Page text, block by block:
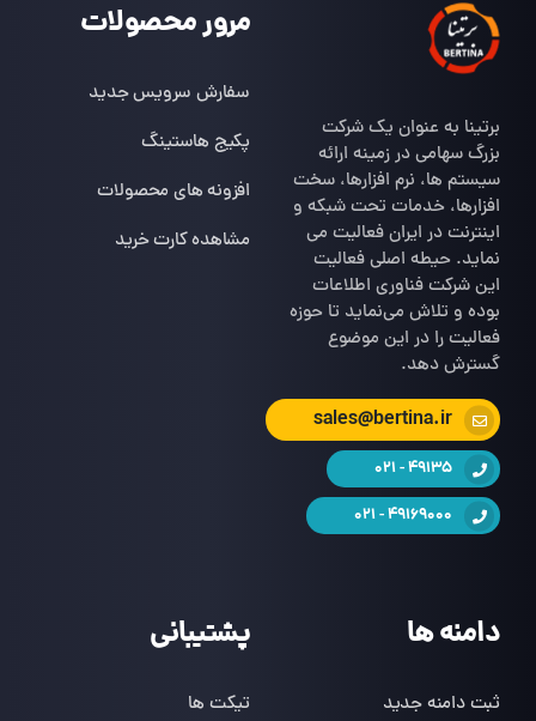
برتینا به عنوان یک شرکت
بزرگ سهامی در زمینه ارائه
سیستم ها، نرم افزارها، سخت
افزارها، خدمات تحت شبکه و
اینترنت در ایران فعالیت می
نماید. حیطه اصلی فعالیت
این شرکت فناوری اطلاعات
بوده و تلاش می‌نماید تا حوزه
فعالیت را در این موضوع
گسترش دهد.
sales@bertina.ir
49135 - 021
49169000 - 021
مرور محصولات
سفارش سرویس جدید
پکیج هاستینگ
افزونه های محصولات
مشاهده کارت خرید
دامنه ها
ثبت دامنه جدید
پشتیبانی
تیکت ها